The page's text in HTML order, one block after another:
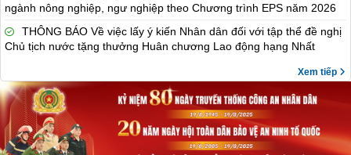
ngành nông nghiệp, ngư nghiệp theo Chương trình EPS năm 2026
THÔNG BÁO Về việc lấy ý kiến Nhân dân đối với tập thể đề nghị
Chủ tịch nước tặng thưởng Huân chương Lao động hạng Nhất
Xem tiếp